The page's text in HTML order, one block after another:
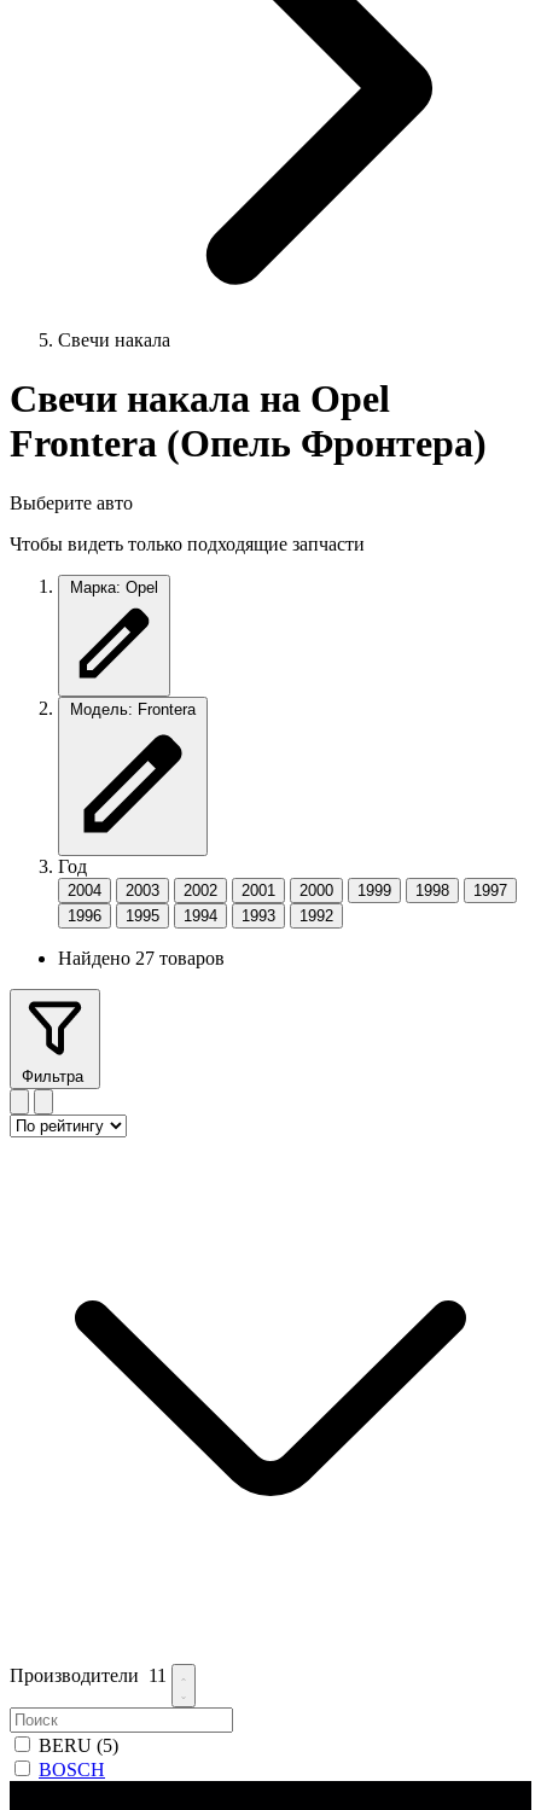
Свечи накала
Свечи накала на Opel
Frontera (Опель Фронтера)
Выберите авто
Чтобы видеть только подходящие запчасти
Марка: Opel
Модель: Frontera
Год
2004 2003 2002 2001 2000 1999 1998
1997
1996
1995 1994 1993 1992
Найдено 27 товаров
Фильтра
Производители 11
BERU (5)
BOSCH